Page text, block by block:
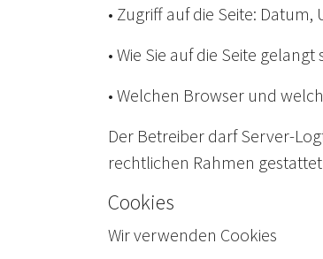
• Zugriff auf die Seite: Datum,
• Wie Sie auf die Seite
• Welchen Browser und
Der Betreiber darf Server-
rechtlichen Rahmen
Cookies
Wir verwenden Cookies